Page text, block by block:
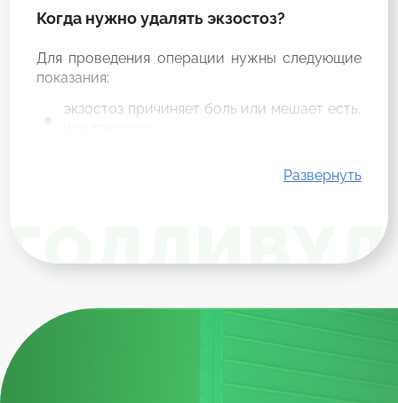
Когда нужно удалять экзостоз?
Для проведения операции нужны следующие
показания:
экзостоз причиняет боль или мешает есть,
систем);
нижней или верхней челюсти.
Развернуть